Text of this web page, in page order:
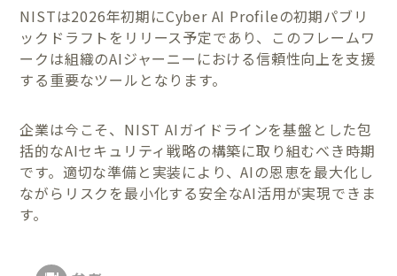
NISTは2026年初期にCyber AI Profileの初期パブリ
ックドラフトをリリース予定であり、このフレームワ
ークは組織のAIジャーニーにおける信頼性向上を支援
する重要なツールとなります。
企業は今こそ、NIST AIガイドラインを基盤とした包
括的なAIセキュリティ戦略の構築に取り組むべき時期
です。適切な準備と実装により、AIの恩恵を最大化し
ながらリスクを最小化する安全なAI活用が実現できま
す。